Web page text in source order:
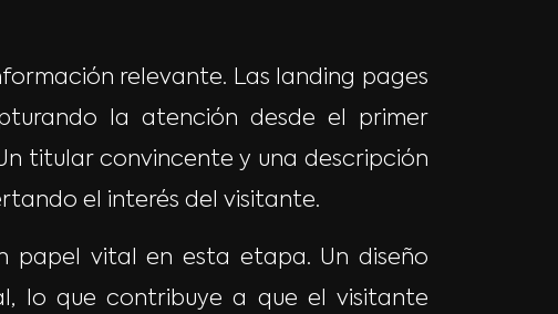
relevante. Las landing pages
la atención desde el primer
titular convincente y una descripción
el interés del visitante.
papel vital en esta etapa. Un diseño
lo que contribuye a que el visitante